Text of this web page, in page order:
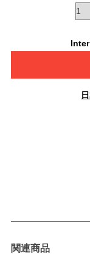
関連商品